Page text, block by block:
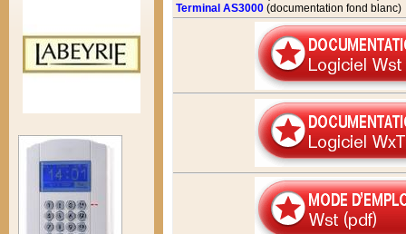
Terminal AS3000 (documentation fond blanc)